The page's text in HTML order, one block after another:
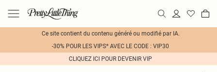
Ce site contient du contenu généré ou modifié par IA.
-30% POUR LES VIPS* AVEC LE CODE : VIP30
CLIQUEZ ICI POUR DEVENIR VIP